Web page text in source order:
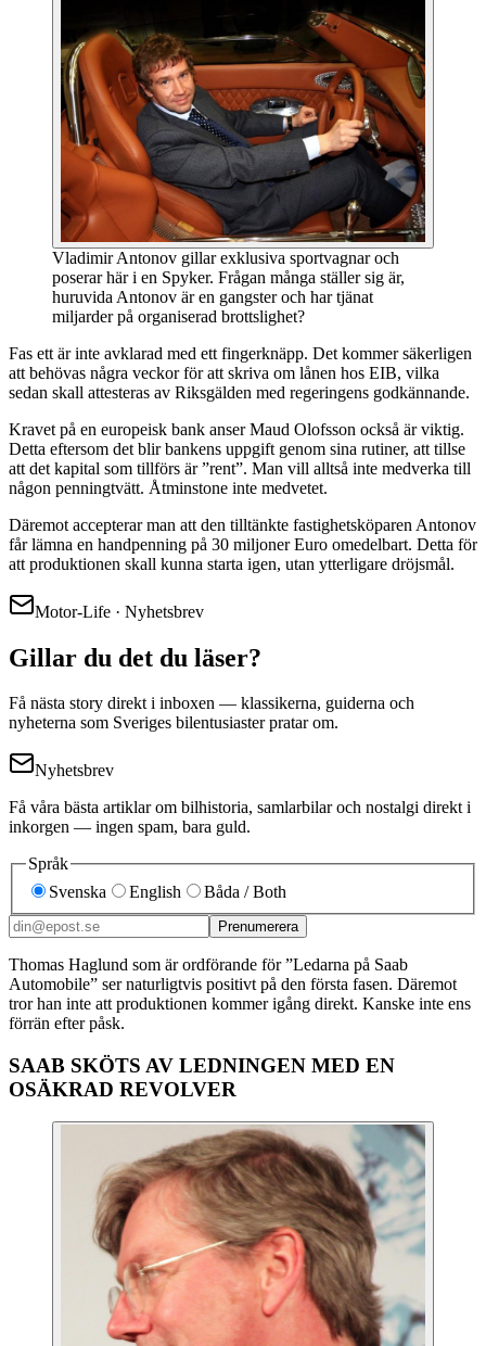
Vladimir Antonov gillar exklusiva sportvagnar och
poserar här i en Spyker. Frågan många ställer sig är,
huruvida Antonov är en gangster och har tjänat
miljarder på organiserad brottslighet?
Fas ett är inte avklarad med ett fingerknäpp. Det kommer säkerligen
att behövas några veckor för att skriva om lånen hos EIB, vilka
sedan skall attesteras av Riksgälden med regeringens godkännande.
Kravet på en europeisk bank anser Maud Olofsson också är viktig.
Detta eftersom det blir bankens uppgift genom sina rutiner, att tillse
att det kapital som tillförs är ”rent”. Man vill alltså inte medverka till
någon penningtvätt. Åtminstone inte medvetet.
Däremot accepterar man att den tilltänkte fastighetsköparen Antonov
får lämna en handpenning på 30 miljoner Euro omedelbart. Detta för
att produktionen skall kunna starta igen, utan ytterligare dröjsmål.
Motor-Life · Nyhetsbrev
Gillar du det du läser?
Få nästa story direkt i inboxen — klassikerna, guiderna och
nyheterna som Sveriges bilentusiaster pratar om.
Nyhetsbrev
Få våra bästa artiklar om bilhistoria, samlarbilar och nostalgi direkt i
inkorgen — ingen spam, bara guld.
Språk
Svenska
English Båda / Both
Prenumerera
Thomas Haglund som är ordförande för ”Ledarna på Saab
Automobile” ser naturligtvis positivt på den första fasen. Däremot
tror han inte att produktionen kommer igång direkt. Kanske inte ens
förrän efter påsk.
SAAB SKÖTS AV LEDNINGEN MED EN
OSÄKRAD REVOLVER